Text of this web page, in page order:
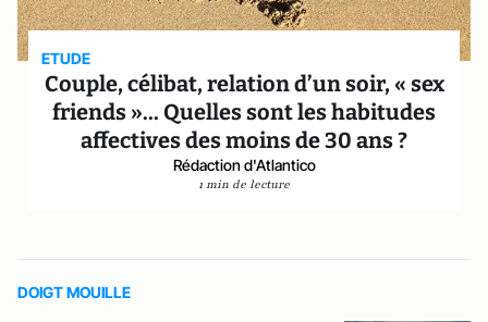
ETUDE
Couple, célibat, relation d’un soir, « sex
friends »... Quelles sont les habitudes
affectives des moins de 30 ans ?
Rédaction d'Atlantico
1 min de lecture
DOIGT MOUILLE